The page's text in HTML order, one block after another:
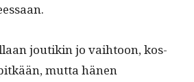
joutikin jo vai­h­toon, kos­
mut­ta hänen